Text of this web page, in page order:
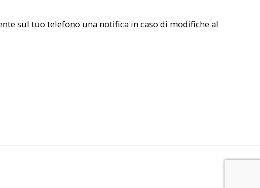
sul tuo telefono una notifica in caso di modifiche al